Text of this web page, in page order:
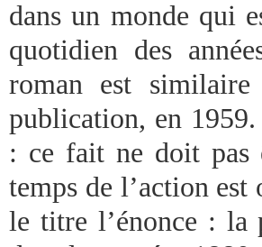
dans un monde qui
quotidien des
roman est
publication, en 1959.
: ce fait ne doit pas
temps de l’action
le titre l’énonce : la